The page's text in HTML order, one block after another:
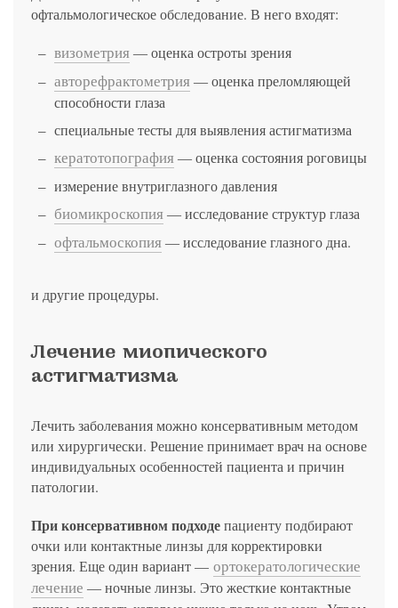
офтальмологическое обследование. В него входят:
визометрия― оценка остроты зрения
авторефрактометрия― оценка преломляющей
способности глаза
специальные тесты для выявления астигматизма
кератотопография― оценка состояния роговицы
измерение внутриглазного давления
биомикроскопия― исследование структур глаза
офтальмоскопия― исследование глазного дна.
и другие процедуры.
Лечение миопического
астигматизма
Лечить заболевания можно консервативным методом
или хирургически. Решение принимает врач на основе
индивидуальных особенностей пациента и причин
патологии.
При консервативном подходепациенту подбирают
очки или контактные линзы для корректировки
зрения. Еще один вариант — ортокератологические
лечение ― ночные линзы. Это жесткие контактные